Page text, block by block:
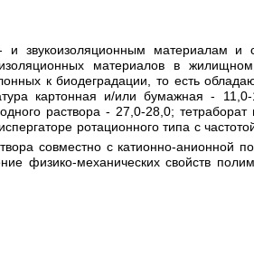
и звукоизоляционным материалам и
материалов в жилищном,
к биодеградации, то есть
картонная и/или бумажная - 11,0-
раствора - 27,0-28,0;
ротационного типа с
совместно с катионно-анионной
физико-механических свойств